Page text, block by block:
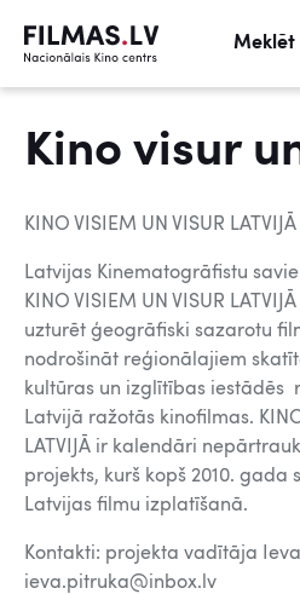
Meklēt
Kino visur
KINO VISIEM UN VISUR LATVIJĀ
Latvijas Kinematogrāfistu
KINO VISIEM UN VISUR
uzturēt ģeogrāfiski sazarotu
nodrošināt reģionālajiem
kultūras un izglītības iestādēs
Latvijā ražotās kinofilmas.
LATVIJĀ ir kalendāri
projekts, kurš kopš 2010.
Latvijas filmu izplatīšanā.
Kontakti: projekta vadītāja
ieva.pitruka@inbox.lv